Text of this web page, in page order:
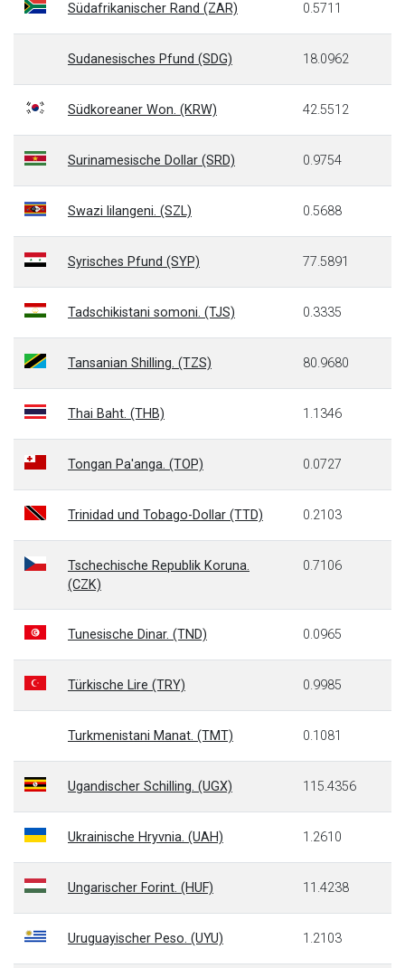
Südafrikanischer Rand (ZAR) 0.5711
Sudanesisches Pfund (SDG) 18.0962
Südkoreaner Won. (KRW) 42.5512
Surinamesische Dollar (SRD) 0.9754
Swazi lilangeni. (SZL) 0.5688
Syrisches Pfund (SYP) 77.5891
Tadschikistani somoni. (TJS) 0.3335
Tansanian Shilling. (TZS) 80.9680
Thai Baht. (THB) 1.1346
Tongan Pa'anga. (TOP) 0.0727
Trinidad und Tobago-Dollar (TTD) 0.2103
Tschechische Republik Koruna.
(CZK)
0.7106
Tunesische Dinar. (TND) 0.0965
Türkische Lire (TRY) 0.9985
Turkmenistani Manat. (TMT) 0.1081
Ugandischer Schilling. (UGX) 115.4356
Ukrainische Hryvnia. (UAH) 1.2610
Ungarischer Forint. (HUF) 11.4238
Uruguayischer Peso. (UYU) 1.2103